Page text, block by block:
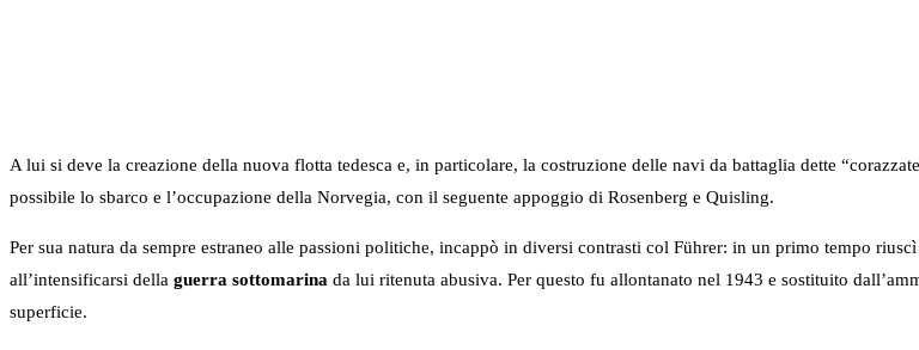
A lui si deve la creazione della nuova flotta tedesca e, in particolare, la costruzione delle navi da battaglia dette
possibile lo sbarco e l’occupazione della Norvegia, con il seguente appoggio di Rosenberg e Quisling.
Per sua natura da sempre estraneo alle passioni politiche, incappò in diversi contrasti col Führer: in un primo tempo
all’intensificarsi della guerra sottomarina da lui ritenuta abusiva. Per questo fu allontanato nel 1943 e sostituito
superficie.